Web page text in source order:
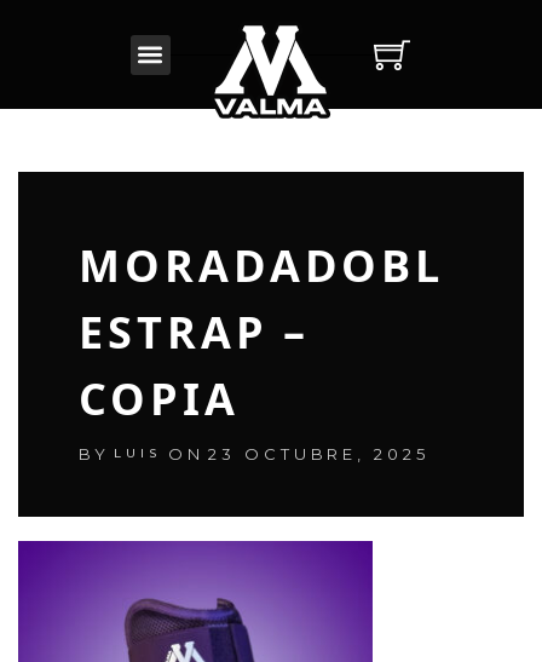
MORADADOBL
ESTRAP –
COPIA
BY LUIS ON 23 OCTUBRE, 2025
INICIO
CONOCENOS